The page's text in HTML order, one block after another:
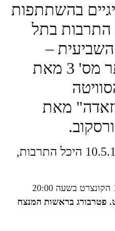
בהשתתפות
התרבות בתל
השביעית –
הקונצ'רטו לפסנתר מס' 3 מאת
מאת
ימי ד' 9.5.18 ויום ה' 10.5.18 היכל התרבות,
פטרבורג בראשות המנצח